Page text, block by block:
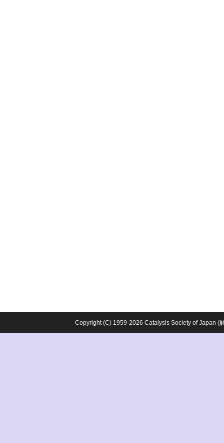
Copyright (C) 1959-2026 Catalysis Society of Japan (